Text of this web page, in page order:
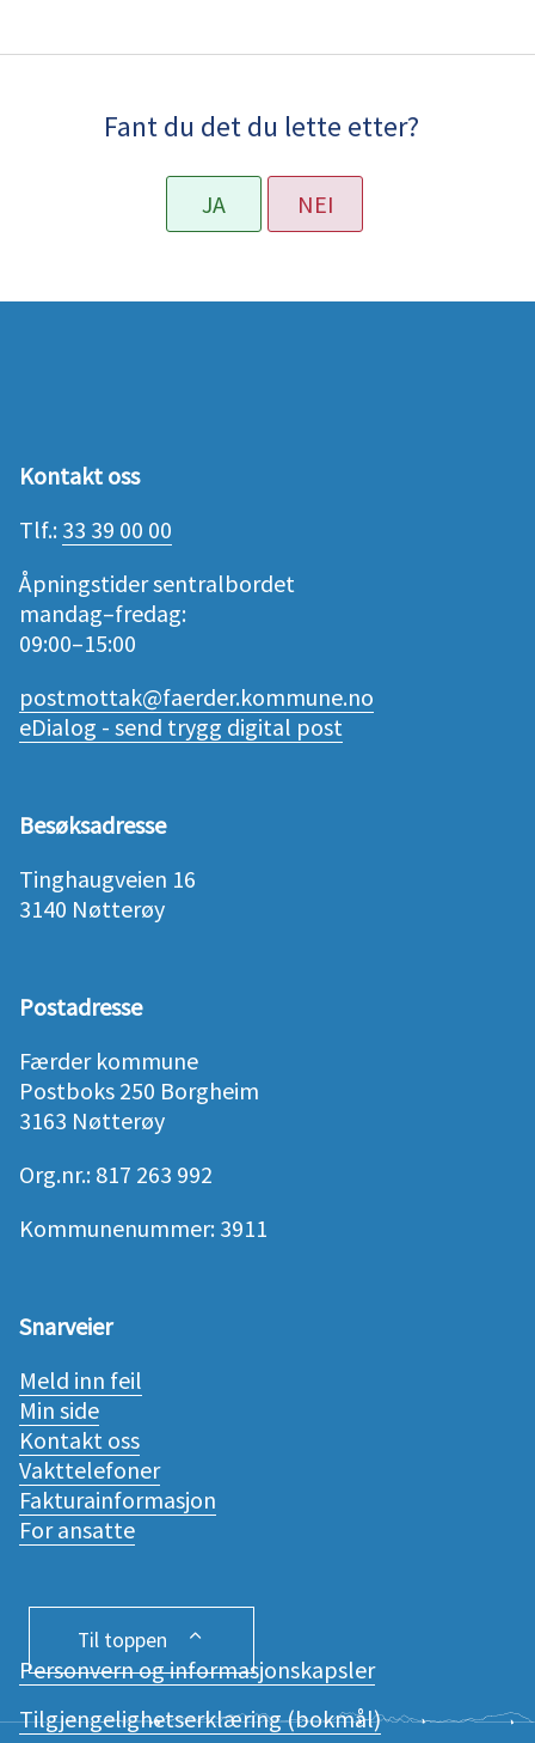
Fant du det du lette etter?
JA NEI
Kontakt oss
Tlf.: 33 39 00 00
Åpningstider sentralbordet
mandag–fredag:
09:00–15:00
postmottak@faerder.kommune.no
eDialog - send trygg digital post
Besøksadresse
Tinghaugveien 16
3140 Nøtterøy
Postadresse
Færder kommune
Postboks 250 Borgheim
3163 Nøtterøy
Org.nr.: 817 263 992
Kommunenummer: 3911
Snarveier
Meld inn feil
Min side
Kontakt oss
Vakttelefoner
Fakturainformasjon
For ansatte
Personvern og informasjonskapsler
Tilgjengelighetserklæring (bokmål)
Til toppen